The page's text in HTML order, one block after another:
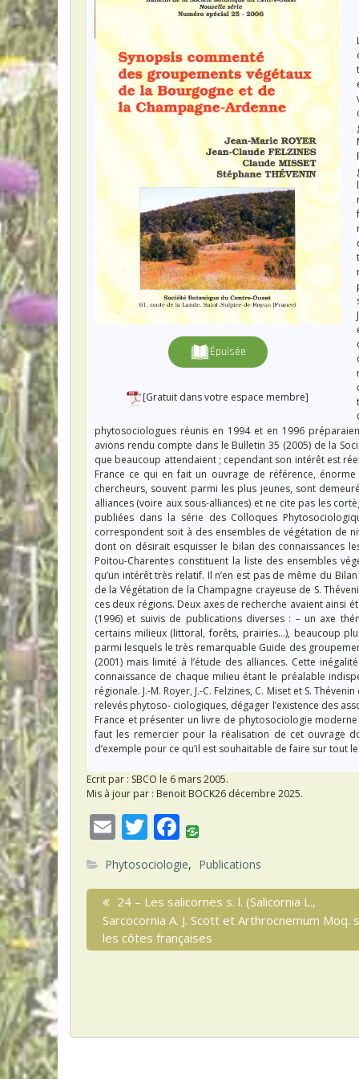
Épuisée
[Gratuit dans votre espace membre]
phytosociologues réunis en 1994 et en 1996
avions rendu compte dans le Bulletin 35 (2005) de la
que beaucoup attendaient ; cependant son intérêt est
France ce qui en fait un ouvrage de référence,
chercheurs, souvent parmi les plus jeunes, sont
alliances (voire aux sous-alliances) et ne cite pas les
publiées dans la série des Colloques
correspondent soit à des ensembles de végétation de
dont on désirait esquisser le bilan des connaissances
Poitou-Charentes constituent la liste des ensembles
qu’un intérêt très relatif. Il n’en est pas de même du
de la Végétation de la Champagne crayeuse de S.
ces deux régions. Deux axes de recherche avaient ainsi
(1996) et suivis de publications diverses : – un axe
certains milieux (littoral, forêts, prairies…), beaucoup
parmi lesquels le très remarquable Guide des
(2001) mais limité à l’étude des alliances. Cette
connaissance de chaque milieu étant le préalable
régionale. J.-M. Royer, J.-C. Felzines, C. Miset et S.
relevés phytoso- ciologiques, dégager l’existence des
France et présenter un livre de phytosociologie
faut les remercier pour la réalisation de cet ouvrage
d’exemple pour ce qu’il est souhaitable de faire sur tout
Ecrit par : SBCO le 6 mars 2005.
Mis à jour par : Benoit BOCK26 décembre 2025.
E
m
ai
l
T
w
itt
er
F
ac
e
b
o
o
Phytosociologie, Publications
N
v
a
P
r
e
v
p
24 – Les salicornes s. l. (Salicornia L.,
Sarcocornia A. J. Scott et Arthrocnemum Moq.
les côtes françaises